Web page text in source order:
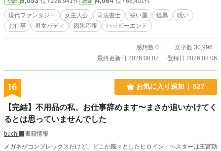
ずの次順位承継人は、朔の妹・澪の名前で埋められてしまっ
た。 助けるための手続きが、別の人間を次の債務者にした。
自らの判断に責任を負うため、綴は呪いを自分の身体へ移
し、朔の父が二十年前に残した戸籍、未提出書類、森の登記
死が正当な対価ではなく、冬城家が怪異から借りた力を私物
化した結果だったという事実。 一人を差し出せば、町は守ら
書士と、死ぬことを受け入れてきた祓い屋の、現代怪異×相続
実務×男女バディミステリー。 全八話完結。
現代ファンタジー 女主人公 司法書士 祓い屋 怪異
呪い
お仕事
男女バディ 因果応報 ハッピーエンド
感想数 0
文字数 30,996
最終更新日 2026.08.07
登録日 2026.08.06
16 お気に入り追加 527
【完結】不用品の私、お仕事辞めます〜まさか追いかけてく
るとは思っていませんでした
buchi
書籍情報
メガネがコンプレックスだけど、どこか飄々としたヒロイン・へスターは王宮勤